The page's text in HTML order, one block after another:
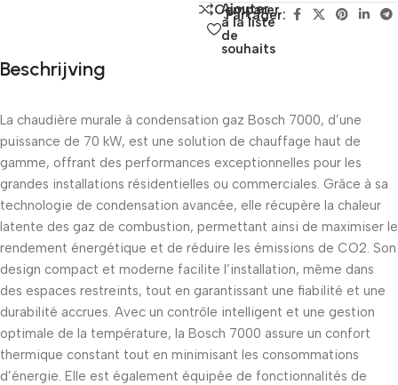
Comparer
Ajouter
à la liste
de
souhaits
Partager:
Beschrijving
La chaudière murale à condensation gaz Bosch 7000, d’une
puissance de 70 kW, est une solution de chauffage haut de
gamme, offrant des performances exceptionnelles pour les
grandes installations résidentielles ou commerciales. Grâce à sa
technologie de condensation avancée, elle récupère la chaleur
latente des gaz de combustion, permettant ainsi de maximiser le
rendement énergétique et de réduire les émissions de CO2. Son
design compact et moderne facilite l’installation, même dans
des espaces restreints, tout en garantissant une fiabilité et une
durabilité accrues. Avec un contrôle intelligent et une gestion
optimale de la température, la Bosch 7000 assure un confort
thermique constant tout en minimisant les consommations
d’énergie. Elle est également équipée de fonctionnalités de